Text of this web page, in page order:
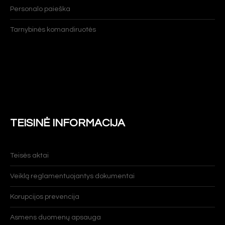
Personalo paieška
Tarnybinės komandiruotės
TEISINĖ INFORMACIJA
Teisės aktai
Veiklą reglamentuojantys dokumentai
Korupcijos prevencija
Asmens duomenų apsauga